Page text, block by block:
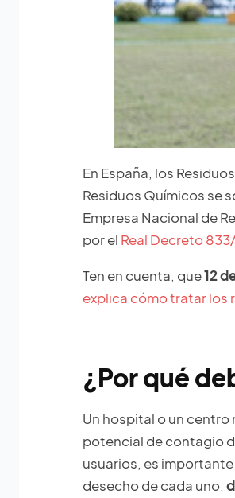
En España, los
Residuos Químicos se
Empresa Nacional de
por el Real Decreto
Ten en cuenta, que12
explica cómo tratar los
¿Por qué
Un hospital o un
potencial de contagio
usuarios, es
desecho de cada uno,